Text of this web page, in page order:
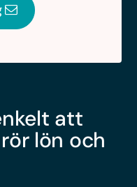
att
lön och